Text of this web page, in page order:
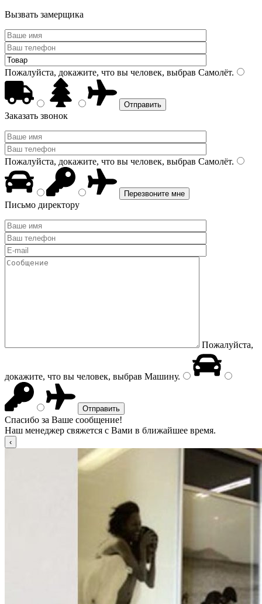
Вызвать замерщика
Пожалуйста, докажите, что вы человек, выбрав Самолёт.
Заказать звонок
Пожалуйста, докажите, что вы человек, выбрав Самолёт.
Письмо директору
Пожалуйста,
докажите, что вы человек, выбрав Машину.
Спасибо за Ваше сообщение!
Наш менеджер свяжется с Вами в ближайшее время.